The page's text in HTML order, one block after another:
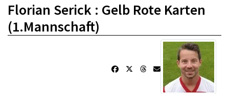
Florian Serick : Gelb Rote Karten
(1.Mannschaft)